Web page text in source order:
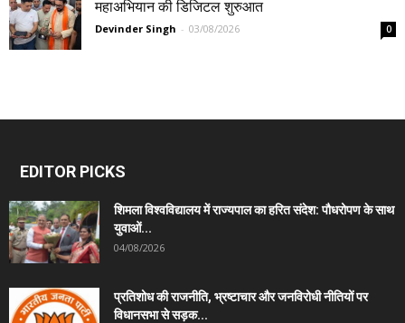
महाअभियान की डिजिटल शुरुआत
Devinder Singh - 03/08/2026 0
EDITOR PICKS
शिमला विश्वविद्यालय में राज्यपाल का हरित संदेश: पौधरोपण के साथ
युवाओं...
04/08/2026
प्रतिशोध की राजनीति, भ्रष्टाचार और जनविरोधी नीतियों पर
विधानसभा से सड़क...